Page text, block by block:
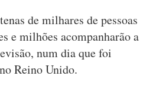
de milhares de pessoas
e milhões acompanharão a
num dia que foi
Reino Unido.